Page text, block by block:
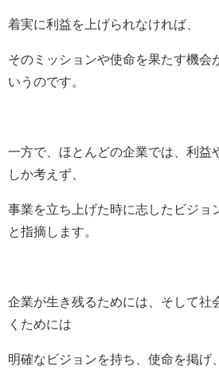
着実に利益を上げられなければ、
そのミッションや使命を果たす機会
いうのです。
一方で、ほとんどの企業では、 利益
しか考えず、
事業を立ち上げた時に志したビジョ
と指摘します。
企業が生き残るためには、そして社
くためには
明確なビジョンを持ち、使命を掲げ、